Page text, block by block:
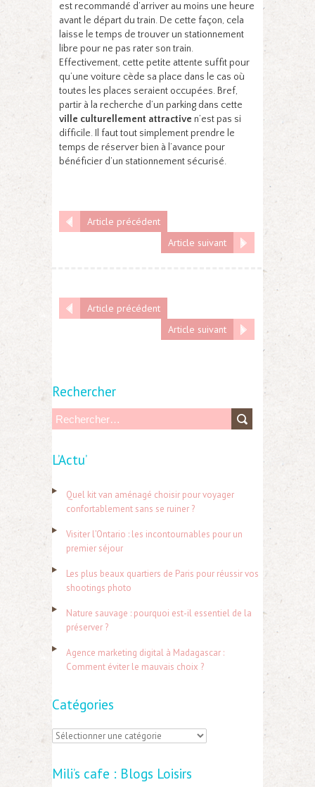
est recommandé d’arriver au moins une heure
avant le départ du train. De cette façon, cela
laisse le temps de trouver un stationnement
libre pour ne pas rater son train.
Effectivement, cette petite attente suffit pour
qu’une voiture cède sa place dans le cas où
toutes les places seraient occupées. Bref,
partir à la recherche d’un parking dans cette
ville culturellement attractive n’est pas si
difficile. Il faut tout simplement prendre le
temps de réserver bien à l’avance pour
bénéficier d’un stationnement sécurisé.
Article précédent
Article suivant
Article précédent
Article suivant
Rechercher
c
h
r
:
L’Actu’
Quel kit van aménagé choisir pour voyager
confortablement sans se ruiner ?
Visiter l’Ontario : les incontournables pour un
premier séjour
Les plus beaux quartiers de Paris pour réussir vos
shootings photo
Nature sauvage : pourquoi est-il essentiel de la
préserver ?
Agence marketing digital à Madagascar :
Comment éviter le mauvais choix ?
Catégories
C
tMili’s cafe : Blogs Loisirs